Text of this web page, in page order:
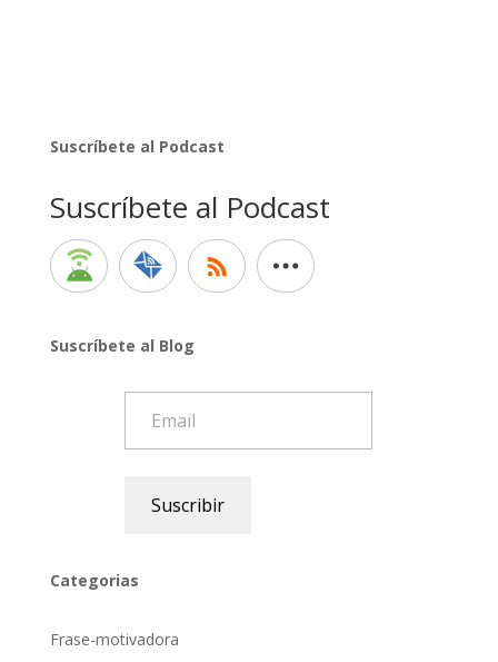
Suscríbete al Podcast
Suscríbete al Podcast
Suscríbete al Blog
Suscribir
Categorias
Frase-motivadora